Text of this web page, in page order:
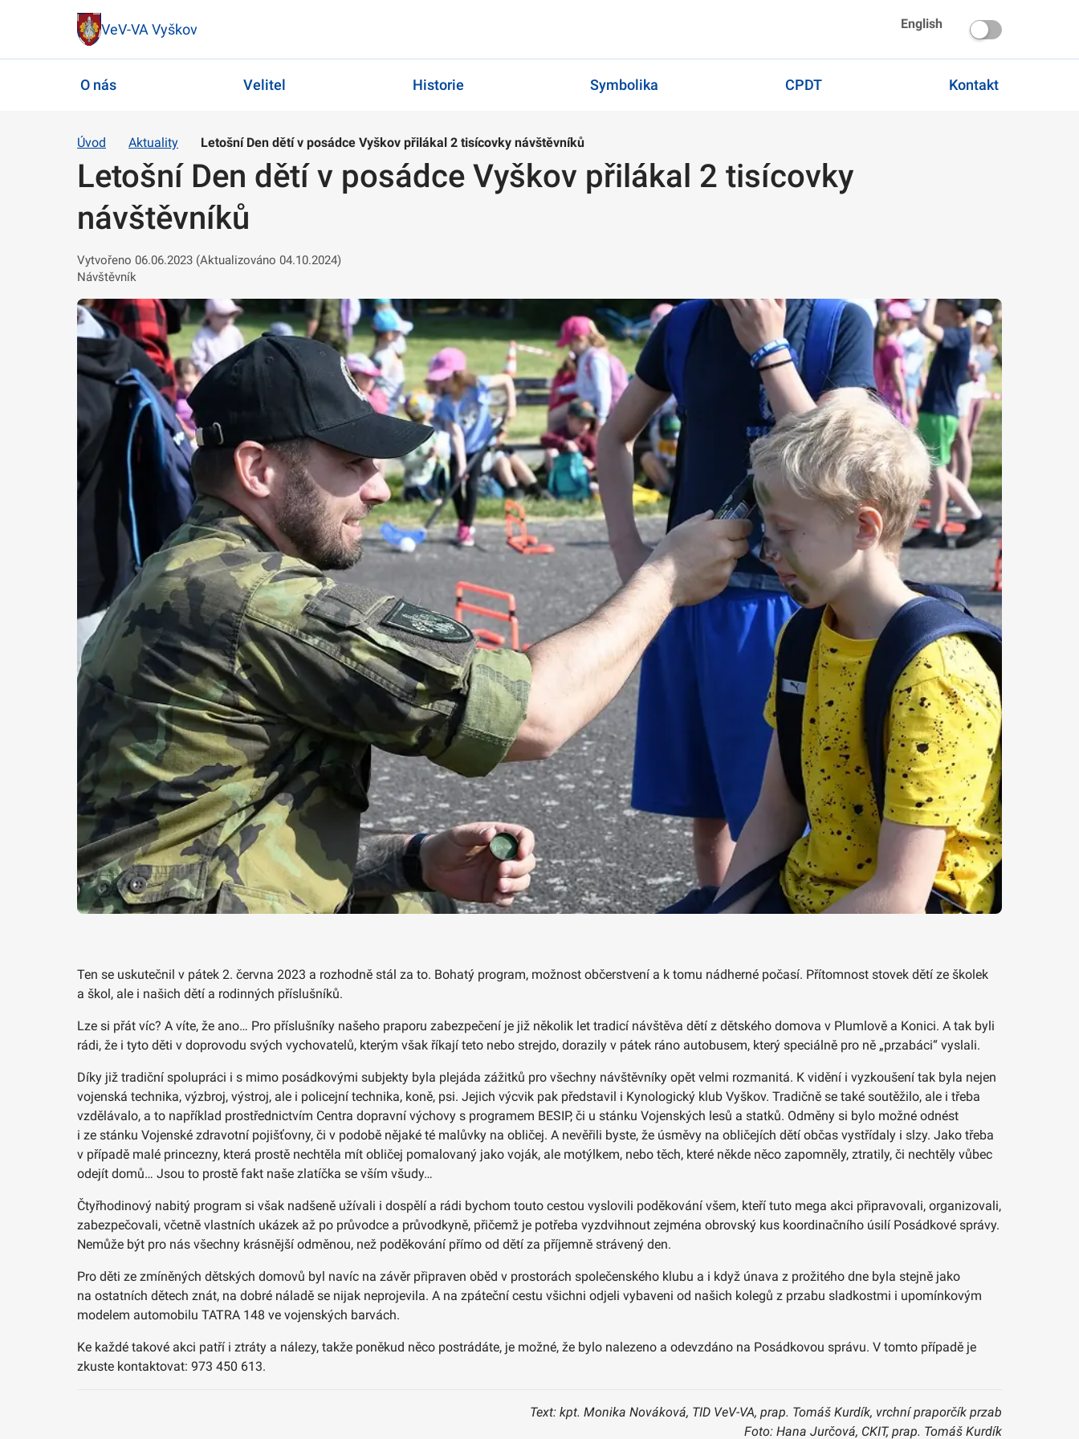
VeV-VA Vyškov English
O nás Velitel Historie Symbolika CPDT Kontakt
Úvod Aktuality Letošní Den dětí v posádce Vyškov přilákal 2 tisícovky návštěvníků
Letošní Den dětí v posádce Vyškov přilákal 2 tisícovky
návštěvníků
Vytvořeno 06.06.2023 (Aktualizováno 04.10.2024)
Návštěvník
Ten se uskutečnil v pátek 2. června 2023 a rozhodně stál za to. Bohatý program, možnost občerstvení a k tomu nádherné počasí. Přítomnost stovek dětí ze školek
a škol, ale i našich dětí a rodinných příslušníků.
Lze si přát víc? A víte, že ano… Pro příslušníky našeho praporu zabezpečení je již několik let tradicí návštěva dětí z dětského domova v Plumlově a Konici. A tak byli
rádi, že i tyto děti v doprovodu svých vychovatelů, kterým však říkají teto nebo strejdo, dorazily v pátek ráno autobusem, který speciálně pro ně „przabáci“ vyslali.
Díky již tradiční spolupráci i s mimo posádkovými subjekty byla plejáda zážitků pro všechny návštěvníky opět velmi rozmanitá. K vidění i vyzkoušení tak byla nejen
vojenská technika, výzbroj, výstroj, ale i policejní technika, koně, psi. Jejich výcvik pak představil i Kynologický klub Vyškov. Tradičně se také soutěžilo, ale i třeba
vzdělávalo, a to například prostřednictvím Centra dopravní výchovy s programem BESIP, či u stánku Vojenských lesů a statků. Odměny si bylo možné odnést
i ze stánku Vojenské zdravotní pojišťovny, či v podobě nějaké té malůvky na obličej. A nevěřili byste, že úsměvy na obličejích dětí občas vystřídaly i slzy. Jako třeba
v případě malé princezny, která prostě nechtěla mít obličej pomalovaný jako voják, ale motýlkem, nebo těch, které někde něco zapomněly, ztratily, či nechtěly vůbec
odejít domů… Jsou to prostě fakt naše zlatíčka se vším všudy…
Čtyřhodinový nabitý program si však nadšeně užívali i dospělí a rádi bychom touto cestou vyslovili poděkování všem, kteří tuto mega akci připravovali, organizovali,
zabezpečovali, včetně vlastních ukázek až po průvodce a průvodkyně, přičemž je potřeba vyzdvihnout zejména obrovský kus koordinačního úsilí Posádkové správy.
Nemůže být pro nás všechny krásnější odměnou, než poděkování přímo od dětí za příjemně strávený den.
Pro děti ze zmíněných dětských domovů byl navíc na závěr připraven oběd v prostorách společenského klubu a i když únava z prožitého dne byla stejně jako
na ostatních dětech znát, na dobré náladě se nijak neprojevila. A na zpáteční cestu všichni odjeli vybaveni od našich kolegů z przabu sladkostmi i upomínkovým
modelem automobilu TATRA 148 ve vojenských barvách.
Ke každé takové akci patří i ztráty a nálezy, takže poněkud něco postrádáte, je možné, že bylo nalezeno a odevzdáno na Posádkovou správu. V tomto případě je
zkuste kontaktovat: 973 450 613.
Text: kpt. Monika Nováková, TID VeV-VA, prap. Tomáš Kurdík, vrchní praporčík przab
Foto: Hana Jurčová, CKIT, prap. Tomáš Kurdík